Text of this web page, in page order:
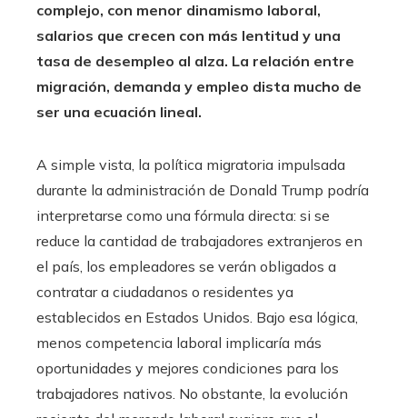
complejo, con menor dinamismo laboral,
salarios que crecen con más lentitud y una
tasa de desempleo al alza. La relación entre
migración, demanda y empleo dista mucho de
ser una ecuación lineal.
A simple vista, la política migratoria impulsada
durante la administración de Donald Trump podría
interpretarse como una fórmula directa: si se
reduce la cantidad de trabajadores extranjeros en
el país, los empleadores se verán obligados a
contratar a ciudadanos o residentes ya
establecidos en Estados Unidos. Bajo esa lógica,
menos competencia laboral implicaría más
oportunidades y mejores condiciones para los
trabajadores nativos. No obstante, la evolución